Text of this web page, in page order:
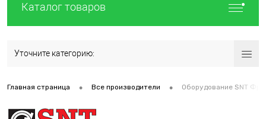
Каталог товаров
Уточните категорию:
Главная страница • Все производители • Оборудование SNT